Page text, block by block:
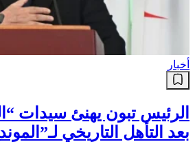
أخبار
الرئيس تبون يهنئ سيدات
بعد التأهل التاريخي